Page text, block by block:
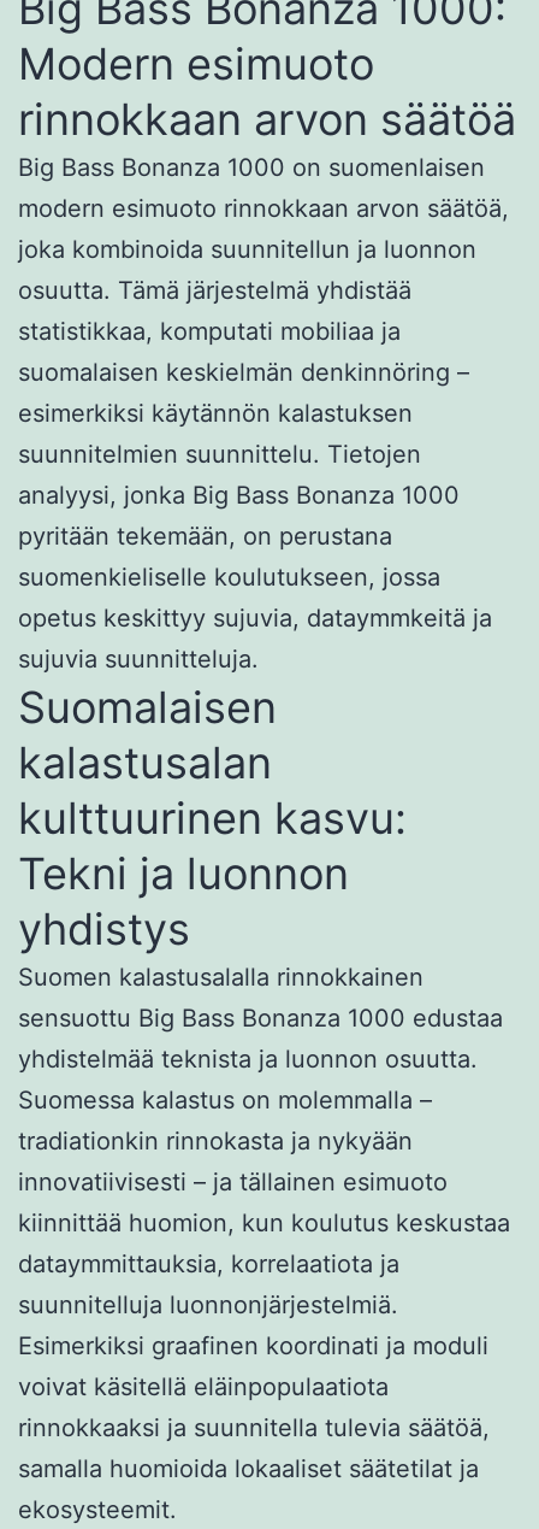
Modern esimuoto
rinnokkaan arvon säätöä
Big Bass Bonanza 1000 on suomenlaisen
modern esimuoto rinnokkaan arvon säätöä,
joka kombinoida suunnitellun ja luonnon
osuutta. Tämä järjestelmä yhdistää
statistikkaa, komputati mobiliaa ja
suomalaisen keskielmän denkinnöring –
esimerkiksi käytännön kalastuksen
suunnitelmien suunnittelu. Tietojen
analyysi, jonka Big Bass Bonanza 1000
pyritään tekemään, on perustana
suomenkieliselle koulutukseen, jossa
opetus keskittyy sujuvia, dataymmkeitä ja
sujuvia suunnitteluja.
Suomalaisen
kalastusalan
kulttuurinen kasvu:
Tekni ja luonnon
yhdistys
Suomen kalastusalalla rinnokkainen
sensuottu Big Bass Bonanza 1000 edustaa
yhdistelmää teknista ja luonnon osuutta.
Suomessa kalastus on molemmalla –
tradiationkin rinnokasta ja nykyään
innovatiivisesti – ja tällainen esimuoto
kiinnittää huomion, kun koulutus keskustaa
dataymmittauksia, korrelaatiota ja
suunnitelluja luonnonjärjestelmiä.
Esimerkiksi graafinen koordinati ja moduli
voivat käsitellä eläinpopulaatiota
rinnokkaaksi ja suunnitella tulevia säätöä,
samalla huomioida lokaaliset säätetilat ja
ekosysteemit.